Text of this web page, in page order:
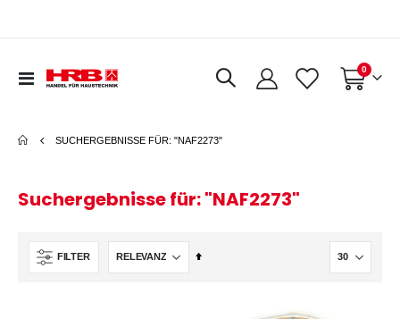
Navigation
Warenkorb
0Artikel
SUCHERGEBNISSE FÜR: "NAF2273"
Suchergebnisse für: "NAF2273"
FILTER
In